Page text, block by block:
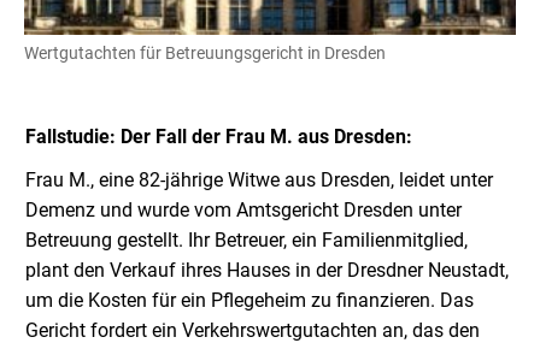
Wertgutachten für Betreuungsgericht in Dresden
Fallstudie: Der Fall der Frau M. aus Dresden:
Frau M., eine 82-jährige Witwe aus Dresden, leidet unter
Demenz und wurde vom Amtsgericht Dresden unter
Betreuung gestellt. Ihr Betreuer, ein Familienmitglied,
plant den Verkauf ihres Hauses in der Dresdner Neustadt,
um die Kosten für ein Pflegeheim zu finanzieren. Das
Gericht fordert ein Verkehrswertgutachten an, das den